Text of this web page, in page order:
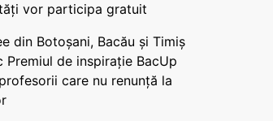
vor participa gratuit
din Botoșani, Bacău și Timiș
Premiul de inspirație BacUp
care nu renunță la